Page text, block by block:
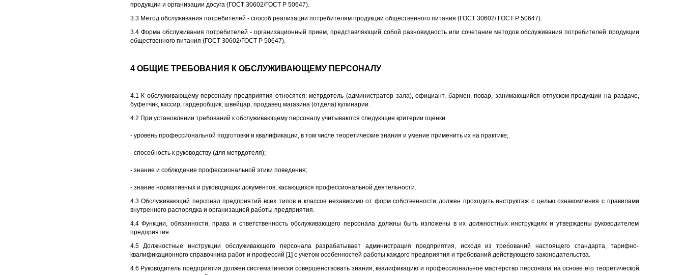
продукции и организации досуга (ГОСТ 30602/ГОСТ Р 50647).
3.3 Метод обслуживания потребителей - способ реализации потребителям продукции общественного питания (ГОСТ 30602/ ГОСТ Р 50647).
3.4 Форма обслуживания потребителей - организационный прием, представляющий собой разновидность или сочетание методов обслуживания потребителей продукции
общественного питания (ГОСТ 30602/ГОСТ Р 50647).
4 ОБЩИЕ ТРЕБОВАНИЯ К ОБСЛУЖИВАЮЩЕМУ ПЕРСОНАЛУ
4.1 К обслуживающему персоналу предприятия относятся: метрдотель (администратор зала), официант, бармен, повар, занимающийся отпуском продукции на раздаче,
буфетчик, кассир, гардеробщик, швейцар, продавец магазина (отдела) кулинарии.
4.2 При установлении требований к обслуживающему персоналу учитываются следующие критерии оценки:
- уровень профессиональной подготовки и квалификации, в том числе теоретические знания и умение применить их на практике;
- способность к руководству (для метрдотеля);
- знание и соблюдение профессиональной этики поведения;
- знание нормативных и руководящих документов, касающихся профессиональной деятельности.
4.3 Обслуживающий персонал предприятий всех типов и классов независимо от форм собственности должен проходить инструктаж с целью ознакомления с правилами
внутреннего распорядка и организацией работы предприятия.
4.4 Функции, обязанности, права и ответственность обслуживающего персонала должны быть изложены в их должностных инструкциях и утверждены руководителем
предприятия.
4.5 Должностные инструкции обслуживающего персонала разрабатывает администрация предприятия, исходя из требований настоящего стандарта, тарифно-
квалификационного справочника работ и профессий [1] с учетом особенностей работы каждого предприятия и требований действующего законодательства.
4.6 Руководитель предприятия должен систематически совершенствовать знания, квалификацию и профессиональное мастерство персонала на основе его теоретической